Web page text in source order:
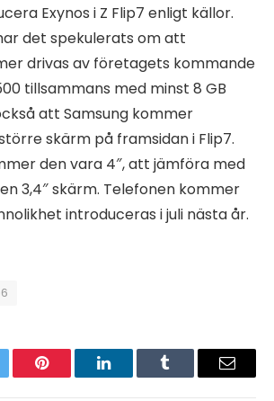
Exynos i Z Flip7 enligt källor.
det spekulerats om att
drivas av företagets kommande
tillsammans med minst 8 GB
att Samsung kommer
skärm på framsidan i Flip7.
den vara 4″, att jämföra med
3,4″ skärm. Telefonen kommer
introduceras i juli nästa år.
Pinterest LinkedInTumblr Email